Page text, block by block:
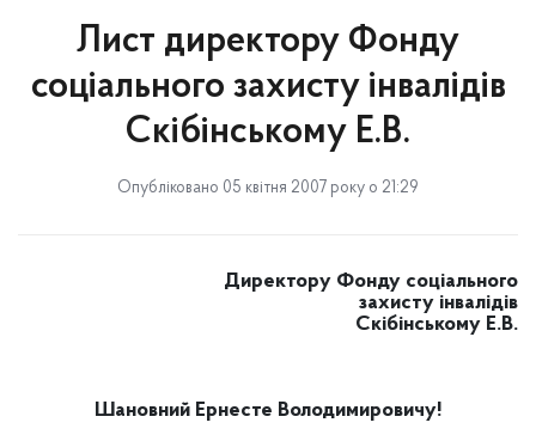
Лист директору Фонду
соціального захисту інвалідів
Скібінському Е.В.
Опубліковано 05 квітня 2007 року о 21:29
Директору Фонду соціального
захисту інвалідів
Скібінському Е.В.
Шановний Ернесте Володимировичу!